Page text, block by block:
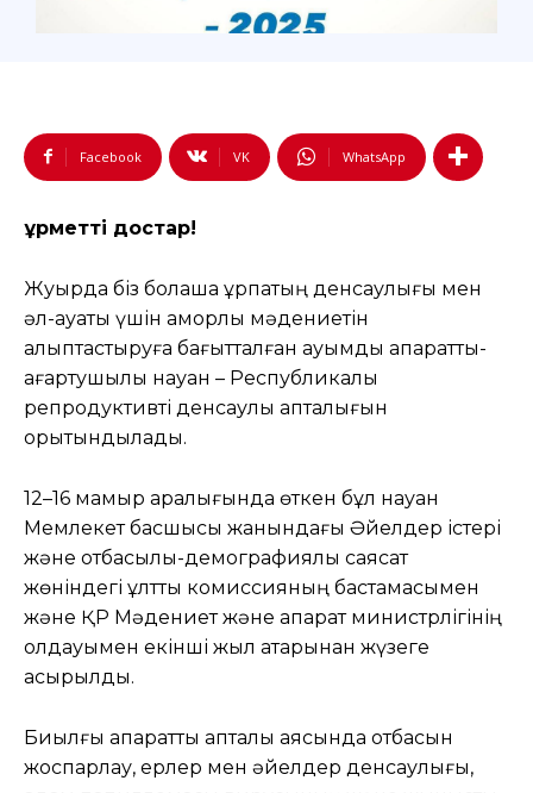
Facebook VK WhatsApp
Құрметті достар!
Жуырда біз болашақ ұрпақтың денсаулығы мен
әл-ауқаты үшін қамқорлық мәдениетін
қалыптастыруға бағытталған ауқымды ақпараттық-
ағартушылық науқан – Республикалық
репродуктивті денсаулық апталығын
қорытындыладық.
12–16 мамыр аралығында өткен бұл науқан
Мемлекет басшысы жанындағы Әйелдер істері
және отбасылық-демографиялық саясат
жөніндегі ұлттық комиссияның бастамасымен
және ҚР Мәдениет және ақпарат министрлігінің
қолдауымен екінші жыл қатарынан жүзеге
асырылды.
Биылғы ақпараттық апталық аясында отбасын
жоспарлау, ерлер мен әйелдер денсаулығы,